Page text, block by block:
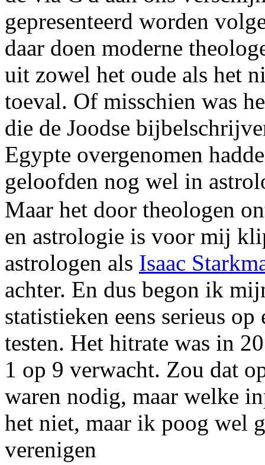
gepresenteerd worden
daar doen moderne
uit zowel het oude als het
toeval. Of misschien was
die de Joodse
Egypte overgenomen
geloofden nog wel in
Maar het door theologen
en astrologie is voor mij
astrologen als Isaac
achter. En dus begon ik
statistieken eens serieus
testen. Het hitrate was in
1 op 9 verwacht. Zou dat
waren nodig, maar welke
het niet, maar ik poog wel
verenigen